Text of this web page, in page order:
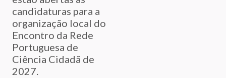
candidaturas para a
organização local do
Encontro da Rede
Portuguesa de
Ciência Cidadã de
2027.